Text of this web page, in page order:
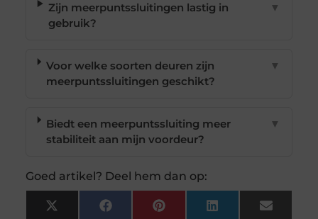
Zijn meerpuntssluitingen lastig in
gebruik?
▼
Voor welke soorten deuren zijn
meerpuntssluitingen geschikt?
▼
Biedt een meerpuntssluiting meer
stabiliteit aan mijn voordeur?
▼
Goed artikel? Deel hem dan op:
X FacebookPinterest LinkedIn Email